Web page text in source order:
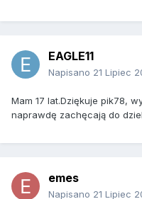
EAGLE11
Napisano 21 Lipiec
Mam 17 lat.Dziękuje pik78,
naprawdę zachęcają do
emes
Napisano 21 Lipiec